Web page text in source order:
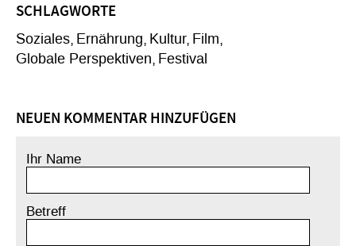
SCHLAGWORTE
Soziales Ernährung Kultur Film
Globale Perspektiven Festival
NEUEN KOMMENTAR HINZUFÜGEN
Ihr Name
Betreff